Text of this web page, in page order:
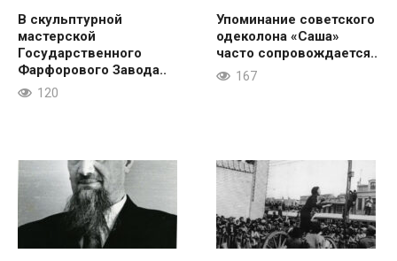
В скульптурной
мастерской
Государственного
Фарфорового Завода..
120
Упоминание советского
одеколона «Саша»
часто сопровождается..
167